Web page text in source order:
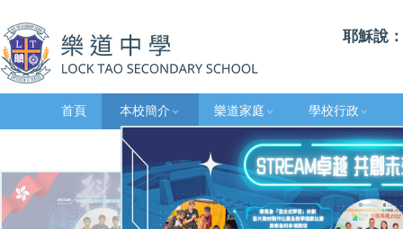
耶穌說
首頁 本校簡介 樂道家庭 學校行政